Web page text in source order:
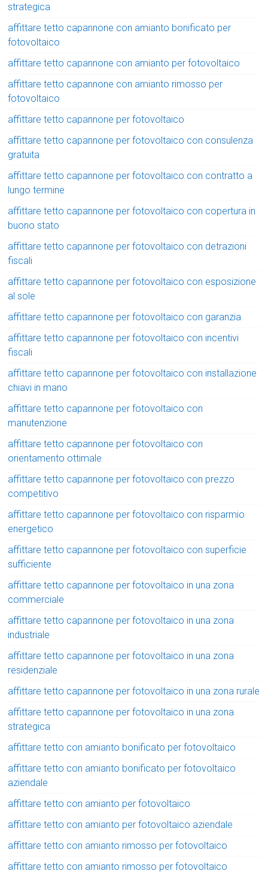
strategica
affittare tetto capannone con amianto bonificato per
fotovoltaico
affittare tetto capannone con amianto per fotovoltaico
affittare tetto capannone con amianto rimosso per
fotovoltaico
affittare tetto capannone per fotovoltaico
affittare tetto capannone per fotovoltaico con consulenza
gratuita
affittare tetto capannone per fotovoltaico con contratto a
lungo termine
affittare tetto capannone per fotovoltaico con copertura in
buono stato
affittare tetto capannone per fotovoltaico con detrazioni
fiscali
affittare tetto capannone per fotovoltaico con esposizione
al sole
affittare tetto capannone per fotovoltaico con garanzia
affittare tetto capannone per fotovoltaico con incentivi
fiscali
affittare tetto capannone per fotovoltaico con installazione
chiavi in mano
affittare tetto capannone per fotovoltaico con
manutenzione
affittare tetto capannone per fotovoltaico con
orientamento ottimale
affittare tetto capannone per fotovoltaico con prezzo
competitivo
affittare tetto capannone per fotovoltaico con risparmio
energetico
affittare tetto capannone per fotovoltaico con superficie
sufficiente
affittare tetto capannone per fotovoltaico in una zona
commerciale
affittare tetto capannone per fotovoltaico in una zona
industriale
affittare tetto capannone per fotovoltaico in una zona
residenziale
affittare tetto capannone per fotovoltaico in una zona rurale
affittare tetto capannone per fotovoltaico in una zona
strategica
affittare tetto con amianto bonificato per fotovoltaico
affittare tetto con amianto bonificato per fotovoltaico
aziendale
affittare tetto con amianto per fotovoltaico
affittare tetto con amianto per fotovoltaico aziendale
affittare tetto con amianto rimosso per fotovoltaico
affittare tetto con amianto rimosso per fotovoltaico